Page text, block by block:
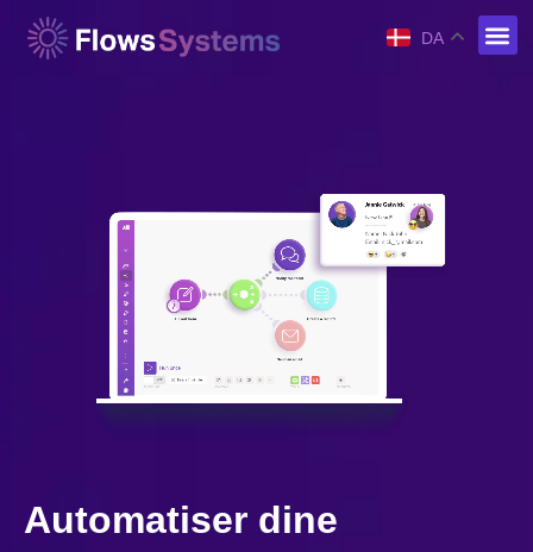
DA
Automatiser dine